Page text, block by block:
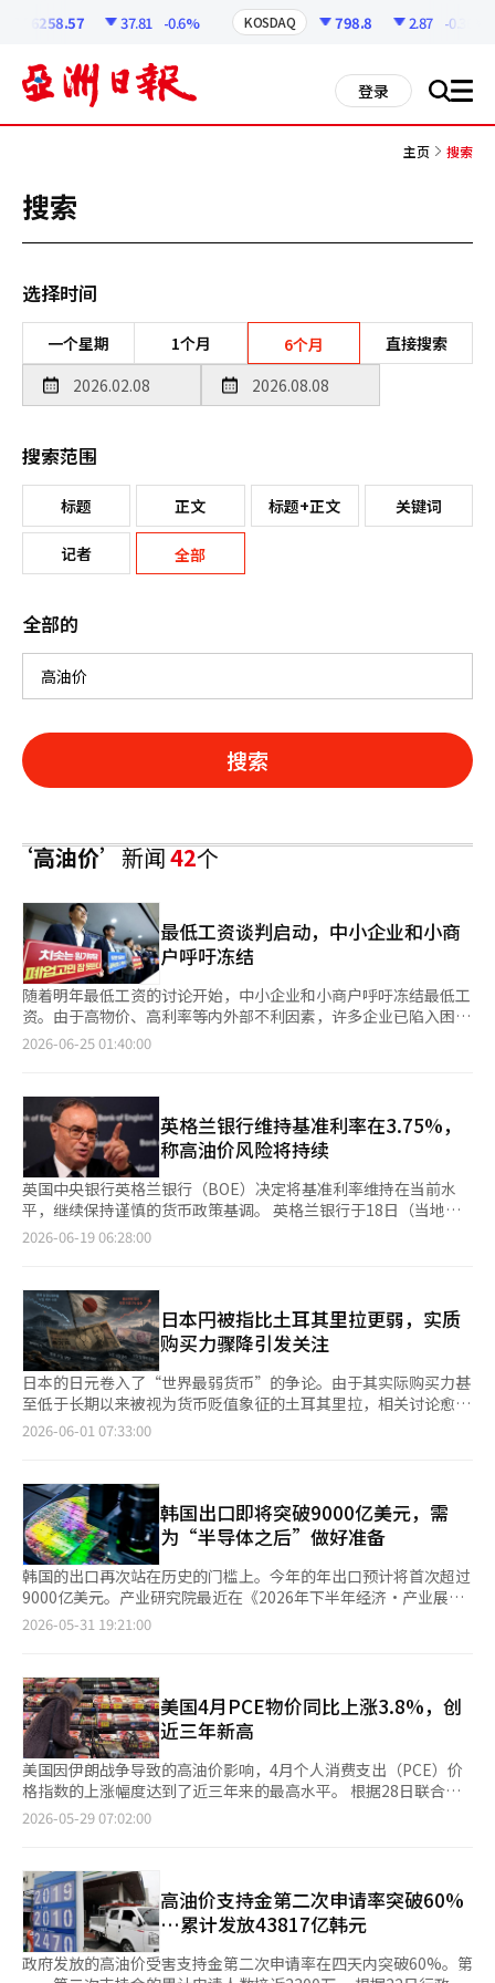
6258.57 37.81 -0.6% KOSDAQ 798.8 2.87 -0.36%
登录 搜 all
主页 搜索
搜索
选择时间
一个星期 1个月 6个月 直接搜索
搜索范围
标题 正文 标题+正文 关键词
记者 全部
全部的
搜索
‘高油价’新闻42个
最低工资谈判启动，中小企业和小商
户呼吁冻结
随着明年最低工资的讨论开始，中小企业和小商户呼吁冻结最低工
资。由于高物价、高利率等内外部不利因素，许多企业已陷入困
境，担心进一步的涨幅将加剧经营危机。 根据行业消息，最低工
韩元，比今年上涨16.3%，按月计算为250万8000韩元（基于209
小时）。而经营界则要求维持今年的水平不变。今年的法定最低工
资为1万320韩元。 中小企业和小商户当天在首尔汝矣岛的中小企
业中央会召开新闻发布会，正式要求冻结最低工资。与会者指出，
最低工资的上涨将威胁到在高物价、高油价、高汇率和高利率
的“四重困境”中艰难生存的中小企业和小商户的生存。 金炫 韩
国钢筋加工业协会理事长指出：“最低工资的上涨将在内需低迷和
人力成本上升的压力下，进一步压缩中小制造业的生存空间。”李
集中在小商户身上，”并强调：“如果小商户崩溃，地区经济将受
到影响，最终也会对韩国经济产生负面影响。” 实际上，现场的
危机感相当明显。中小企业中央会在上个月19日至本月10日对994
家中小企业和小商户进行调查，结果显示，60.4%的受访者认为今
年的经营状况比去年恶化。 尤其是认为今年最低工资对经营造成
负担的受访者达77.6%。因此，许多受访者呼吁明年的最低工资应
冻结（41.5%）或降低（21.0%）。近一半的受访者（48.6%）表
示，如果最低工资超过可承受的水平，将减少新招聘或裁减现有员
停业。韩国经济人协会在上个月14日至18日对全国500名自营业者
进行调查，结果显示，三分之一（34.0%）的月平均收入低于劳动
者的最低工资（按周40小时计算为215万6880韩元）。在自营业者
中，14.6%表示如果明年的最低工资上涨1%至3%以下，将考虑停
业；而13.8%则认为如果达到劳动界要求的15%以上的涨幅，将难
以避免停业。 中小企业和小商户界表示将全力以赴争取最低工资
的冻结。为此，他们计划加强应对，以确保在审议过程中反映现场
的声音。李在光 中小企业中央会劳动人力委员会委员长表
变。” 最低工资法定审议的时限为就业劳动部长请求最低工资审
议之日起90天内。今年的讨论必须在29日之前完成。然而，由于
没有法律强制力，通常会超出常规时限进行最终决定。即使超出时
限，考虑到剩余的行政程序，仍需在7月中旬之前向劳动部长提交
最低工资方案。劳动部长将在8月5日之前确定并公布明年的最低工
资，并于明年1月1日起生效。 值得注意的是，历史上最低工资审
议过程中没有冻结的案例。在过去五年中，最低工资分别为2022
（1.7%）和2026年的1万320韩元（2.9%），每年均有所上涨。
※ 本报道经人工智能（AI）系统翻译与编辑。
2026-06-25 01:40:00
英格兰银行维持基准利率在3.75%，
称高油价风险将持续
英国中央银行英格兰银行（BOE）决定将基准利率维持在当前水
平，继续保持谨慎的货币政策基调。 英格兰银行于18日（当地时
间）召开货币政策委员会，宣布将基准利率冻结在年3.75%。自去
提出应将利率提高0.25个百分点至年4.0%。这一结果与市场专家
的预期一致。 尽管近期英国消费者物价指数（CPI）上涨率降至
2.8%，物价上涨势头有所减缓，但中央银行并未放松警惕。尤其
是美国与伊朗签署谅解备忘录（MOU）及霍尔木兹海峡重新开放
的承诺导致国际油价下跌，但中央银行认为通货膨胀风险尚未完全
解除，时机尚早。 货币政策委员会表示：“能源价格上涨的影响
仍在持续，今年物价再次上涨的可能性存在”，并指出“工资和整
体物价定价可能带来实质性的二次冲击风险”。 安德鲁·贝利行
并指出“情况难以预测，能源价格在相当长一段时间内维持高位的
风险显而易见”。他还补充道，过去四个月上涨的能源价格已经对
物价上涨施加了压力。 英格兰银行预计今年第四季度物价上涨率
为3.25%。这一数字低于4月的预测值3.6%，但仍高于银行的长期
目标2%。 在宣布利率冻结后，外汇市场上英镑的价值较前一交易
日下跌0.5%，报每英镑1.323美元。10年期国债收益率小幅上升
0.02个百分点，达到4.78%。※ 本报道经人工智能（AI）系统翻译
与编辑。
2026-06-19 06:28:00
日本円被指比土耳其里拉更弱，实质
购买力骤降引发关注
日本的日元卷入了“世界最弱货币”的争论。由于其实际购买力甚
至低于长期以来被视为货币贬值象征的土耳其里拉，相关讨论愈发
热烈。根据反映物价和贸易结构的实质有效汇率，日元的基础实力
关注。他指出：“日本日元已低于土耳其里拉，成为全球最弱货
币。”他的论据是基于实质有效汇率，这一指标考虑了与贸易伙伴
货币的强弱以及物价和贸易量的变化。 然而，是否可以断言日元
确实比里拉更弱仍存在争议。实质有效汇率是显示相对于基准年的
购买力变化的指标，因此简单比较货币之间的绝对水平存在争议。
《日本经济新闻》也指出，认为“日元比最弱的里拉还要弱”的说
法过于夸张。但日元的有效汇率长期处于下跌趋势，而里拉则呈现
反弹趋势，这一点是明确的。 根据国际清算银行（BIS）的数据，
低。相比之下，土耳其里拉自年初以来上涨了7%。土耳其在高通
胀的情况下，中央银行仍维持宽松的货币政策，导致货币信任崩
溃。日元的基础实力因此显得更加脆弱。 影响日元的首要因素是
贸易收支。日本的贸易逆差在2022年达到20万亿日元，去年降至3
万亿日元以下，而今年自2月以来连续三个月实现月度盈余。然
而，由于中东局势不稳，原油价格持续高企，贸易流向可能再次发
生变化。SMBC日兴证券的高级经济学家宫前幸也认为，日本的贸
易逆差可能再次扩大至5万亿日元。 财政负担也是一个问题。由于
25日表示将编制超过3万亿日元的2026年度追加预算案。然而，伊
藤忠综合研究所的首席经济学家武田敦史指出：“在维持宽松金融
环境的同时积极扩张财政，会导致货币信任下降，并可能引发利率
上升，从而导致‘日本抛售’。” 事实上，仅从美元汇率来看，
日元的贬值似乎并不严重。自中东局势以来，印尼卢比、韩元和土
耳其里拉对美元贬值了4%至5%，而日元的贬值幅度则不足2%。
2026-06-01 07:33:00
韩国出口即将突破9000亿美元，需
为“半导体之后”做好准备
韩国的出口再次站在历史的门槛上。今年的年出口预计将首次超过
9000亿美元。产业研究院最近在《2026年下半年经济·产业展
望》中预测，今年的出口将比去年增长30.3%，达到9244亿美
个重要的成就。在全球经济因中东战争的长期化、高油价、保护主
义的扩大以及美中技术霸权竞争等多重不确定性而动荡的背景下，
这一结果显得尤为突出。出口仍然是韩国经济的支柱，也是国家竞
争力的重要指标之一。 此次出口增长的核心动力无疑是半导体。
随着人工智能（AI）投资竞争的加剧，高带宽内存（HBM）和AI服
务器用半导体的需求激增，三星电子和SK海力士等韩国半导体产
业受益匪浅。产业研究院预计，今年半导体出口的增长率将超过
100%。半导体在整体出口中的比重也将扩大到40%左右。 在全球
提升，这是一个积极的信号。美国大型科技公司在AI数据中心建设
竞争中投入巨资，同时对韩国内存半导体的依赖度也在增加。目前
的出口繁荣不仅仅是经济复苏，而是与AI产业革命这一巨大潮流相
结合，具有不同于以往的特点。 然而，目前的辉煌出口成绩单在
很大程度上依赖于半导体。产业研究院甚至指出，最近的出口增长
在很大程度上得益于价格上涨，而非生产量的扩大。实际上，
2026-05-31 19:21:00
美国4月PCE物价同比上涨3.8%，创
近三年新高
美国因伊朗战争导致的高油价影响，4月个人消费支出（PCE）价
格指数的上涨幅度达到了近三年来的最高水平。 根据28日联合新
闻的报道，美国商务部公布的数据显示，4月PCE价格指数同比上
下自2023年10月以来的最高水平，环比上涨0.2%。 同比上涨幅度
符合道琼斯统计的专家预期，但环比上涨幅度分别低于专家预期
0.1个百分点。 自2月以来，PCE价格指数的上涨幅度因伊朗战争引
发的高油价冲击而有所扩大。 PCE价格指数反映家庭消费的商品和
服务价格，是联邦储备系统（美联储）判断是否实现“2%通货膨
2026-05-29 07:02:00
高油价支持金第二次申请率突破60%
…累计发放43817亿韩元
政府发放的高油价受害支持金第二次申请率在四天内突破60%。第